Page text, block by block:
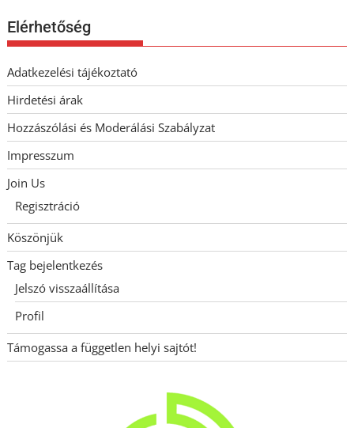
Elérhetőség
Adatkezelési tájékoztató
Hirdetési árak
Hozzászólási és Moderálási Szabályzat
Impresszum
Join Us
Regisztráció
Köszönjük
Tag bejelentkezés
Jelszó visszaállítása
Profil
Támogassa a független helyi sajtót!